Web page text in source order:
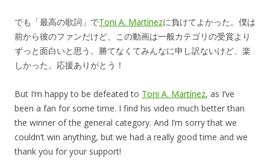
でも「最高の歌詞」でToni A. Martínezに負けてよかった。僕は
前から彼のファンだけど、この動画は一般カテゴリの受賞より
ずっと面白いと思う。勝てなくてみんなに申し訳ないけど、楽
しかった。応援ありがとう！
But I’m happy to be defeated to Toni A. Martínez, as I’ve
been a fan for some time. I find his video much better than
the winner of the general category. And I’m sorry that we
couldn’t win anything, but we had a really good time and we
thank you for your support!